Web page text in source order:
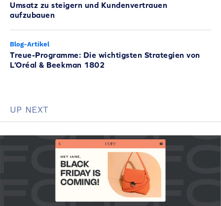
Umsatz zu steigern und Kundenvertrauen
aufzubauen
Blog-Artikel
Treue-Programme: Die wichtigsten Strategien von
L’Oréal & Beekman 1802
UP NEXT